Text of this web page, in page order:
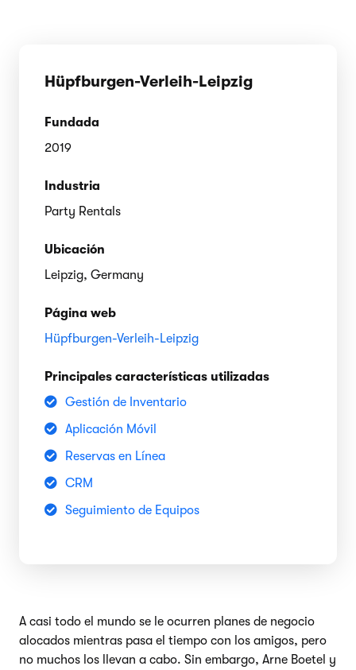
Hüpfburgen-Verleih-Leipzig
Fundada
2019
Industria
Party Rentals
Ubicación
Leipzig, Germany
Página web
Hüpfburgen-Verleih-Leipzig
Principales características utilizadas
Gestión de Inventario
Aplicación Móvil
Reservas en Línea
CRM
Seguimiento de Equipos
A casi todo el mundo se le ocurren planes de negocio
alocados mientras pasa el tiempo con los amigos, pero
no muchos los llevan a cabo. Sin embargo, Arne Boetel y